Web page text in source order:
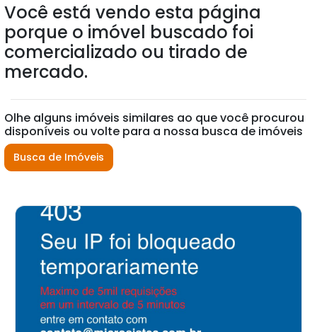
Você está vendo esta página
porque o imóvel buscado foi
comercializado ou tirado de
mercado.
Olhe alguns imóveis similares ao que você procurou
disponíveis ou volte para a nossa busca de imóveis
Busca de Imóveis